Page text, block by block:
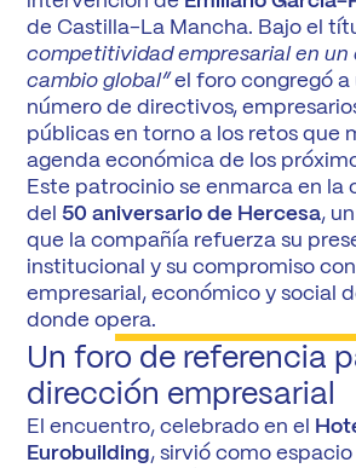
de Castilla-La Mancha. Bajo el
competitividad empresarial en un
cambio global”el foro congregó a
número de directivos,
públicas en torno a los retos que
agenda económica de los
Este patrocinio se enmarca en la
del50 aniversario de Hercesa,
que la compañía refuerza su
institucional y su compromiso
empresarial, económico y social
donde opera.
Un foro de referencia
dirección empresarial
El encuentro, celebrado en el
Eurobuilding, sirvió como